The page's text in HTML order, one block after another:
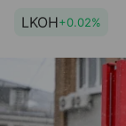
LKOH+0.02%